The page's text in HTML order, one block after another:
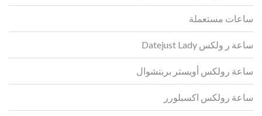
ساعات مستعملة
ساعة ر ولكس Datejust Lady
ساعة رولكس أويستر بربتشوال
ساعة رولكس اكسبلورر